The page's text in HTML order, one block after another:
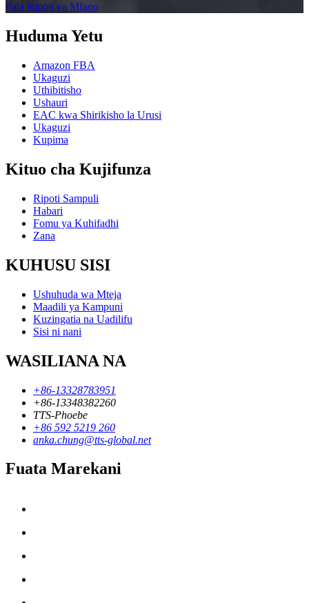
Pata Ripoti ya Mfano
Huduma Yetu
Amazon FBA
Ukaguzi
Uthibitisho
Ushauri
EAC kwa Shirikisho la Urusi
Ukaguzi
Kupima
Kituo cha Kujifunza
Ripoti Sampuli
Habari
Fomu ya Kuhifadhi
Zana
KUHUSU SISI
Ushuhuda wa Mteja
Maadili ya Kampuni
Kuzingatia na Uadilifu
Sisi ni nani
WASILIANA NA
+86-13328783951
+86-13348382260
TTS-Phoebe
+86 592 5219 260
anka.chung@tts-global.net
Fuata Marekani